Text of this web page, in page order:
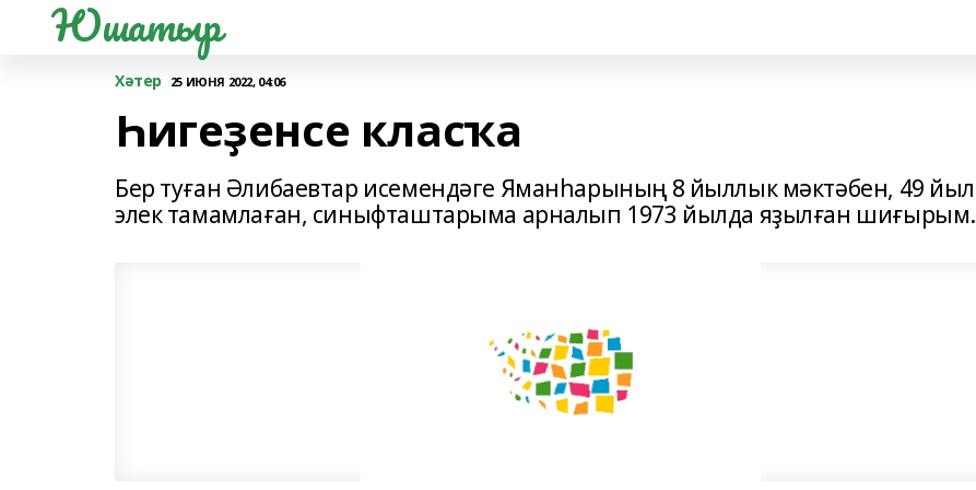
Юшатыр
Хәтер 25 ИЮНЯ 2022, 04:06
Һигеҙенсе класҡа
Бер туған Әлибаевтар исемендәге Яманһарының 8 йыллык мәктәбен, 49 йыл
элек тамамлаған, синыфташтарыма арналып 1973 йылда яҙылған шиғырым.